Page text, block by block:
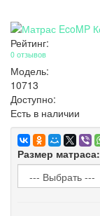
Рейтинг:
0 отзывов
Модель:
10713
Доступно:
Есть в наличии
Размер матраса: